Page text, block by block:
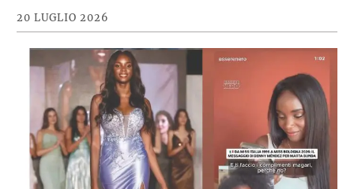
20 LUGLIO 2026